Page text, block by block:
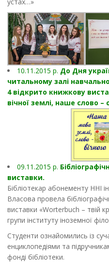
10.11.2015 р. До Дня
читальному залі
4 відкрито книжкову
вічної землі, наше слово –
09.11.2015 р.
виставки.
Бібліотекар абонементу ННІ
Власова провела
виставки «Worterbuch – твій
групи інституту іноземної
Студенти ознайомились із
енциклопедіями та
фонді бібліотеки.